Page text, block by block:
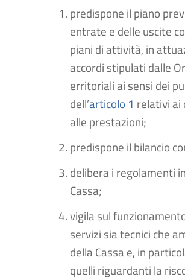
predispone il piano
entrate e delle uscite
piani di attività, in
accordi stipulati dalle
erritoriali ai sensi dei
dell’articolo 1 relativi ai
alle prestazioni;
predispone il bilancio
delibera i regolamenti
Cassa;
vigila sul
servizi sia tecnici che
della Cassa e, in
quelli riguardanti la